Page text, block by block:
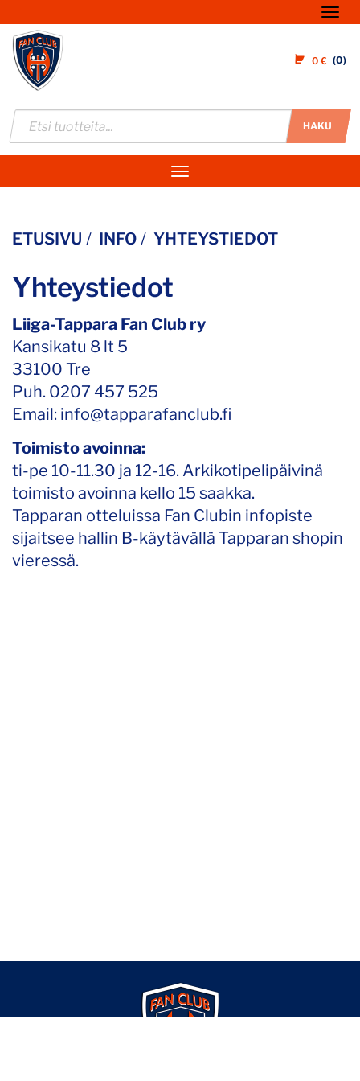
0 € 0
HAKU
Navigaatio
ETUSIVU INFO YHTEYSTIEDOT
Yhteystiedot
Liiga-Tappara Fan Club ry
Kansikatu 8 lt 5
33100 Tre
Puh. 0207 457 525
Email: info@tapparafanclub.fi
Toimisto avoinna:
ti-pe 10-11.30 ja 12-16. Arkikotipelipäivinä
toimisto avoinna kello 15 saakka.
Tapparan otteluissa Fan Clubin infopiste
sijaitsee hallin B-käytävällä Tapparan shopin
vieressä.